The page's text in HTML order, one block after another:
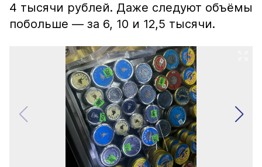
4 тысячи рублей. Даже следуют объёмы
побольше — за 6, 10 и 12,5 тысячи.